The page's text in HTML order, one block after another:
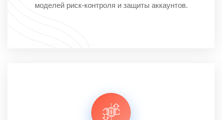
моделей риск-контроля и защиты аккаунтов.